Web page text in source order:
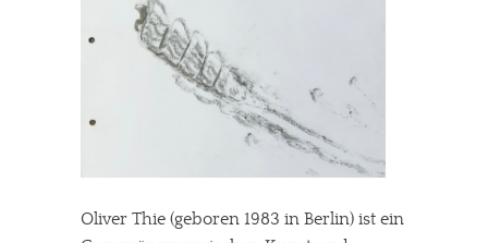
Oliver Thie (geboren 1983 in Berlin) ist ein